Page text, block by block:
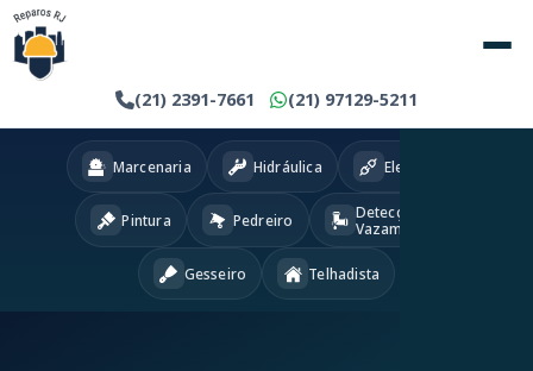
(21) 2391-7661 (21) 97129-5211
Marcenaria Hidráulica Eletricista
Pintura Pedreiro
Detecção
Vazamentos
Gesseiro Telhadista